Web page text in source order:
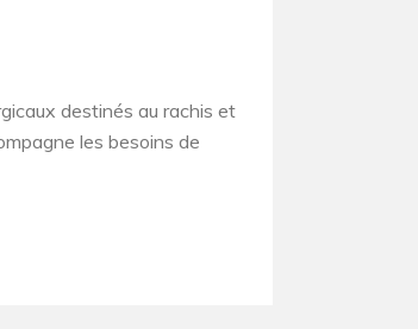
destinés au rachis et
les besoins de